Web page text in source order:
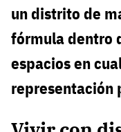
un distrito de
fórmula dentro
espacios en
representación